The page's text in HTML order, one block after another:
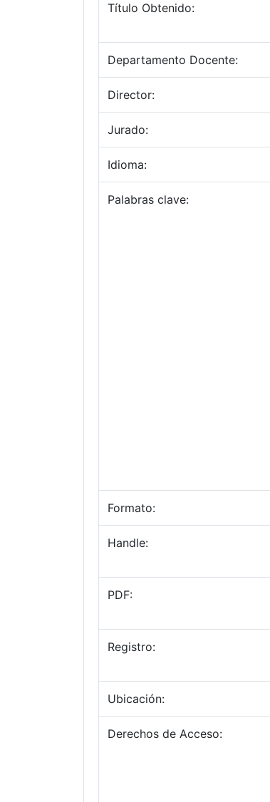
Título Obtenido:
Departamento Docente:
Director:
Jurado:
Idioma:
Palabras clave:
Formato:
Handle:
PDF:
Registro:
Ubicación:
Derechos de Acceso: